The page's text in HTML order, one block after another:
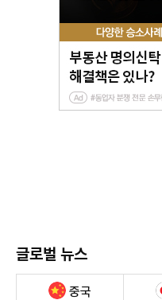
글로벌 뉴스
중국